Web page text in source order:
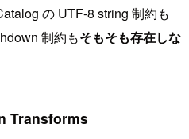
の UTF-8 string 制約も
制約もそもそも存在しな
Transforms